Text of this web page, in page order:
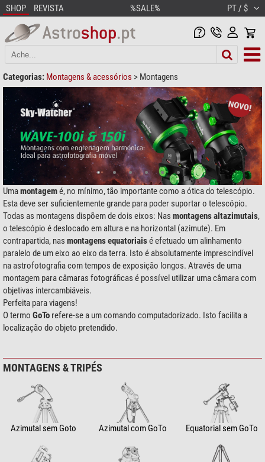
SHOP REVISTA %SALE% PT / $
Categorias: Montagens & acessórios > Montagens
Umamontagemé, no mínimo, tão importante como a ótica do telescópio.
Esta deve ser suficientemente grande para poder suportar o telescópio.
Todas as montagens dispõem de dois eixos: Nas montagens altazimutais,
o telescópio é deslocado em altura e na horizontal (azimute). Em
contrapartida, nas montagens equatoriaisé efetuado um alinhamento
paralelo de um eixo ao eixo da terra. Isto é absolutamente imprescindível
na astrofotografia com tempos de exposição longos. Através de uma
montagem para câmaras fotográficas é possível utilizar uma câmara com
objetivas intercambiáveis.
Perfeita para viagens!
O termo GoTo refere-se a um comando computadorizado. Isto facilita a
localização do objeto pretendido.
MONTAGENS & TRIPÉS
Azimutal sem Goto Azimutal com GoTo Equatorial sem GoTo